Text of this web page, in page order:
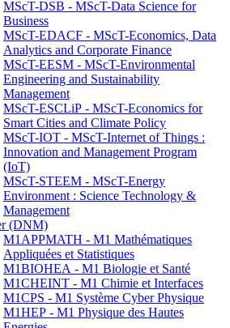
MScT-DSB - MScT-Data Science for
Business
MScT-EDACF - MScT-Economics, Data
Analytics and Corporate Finance
MScT-EESM - MScT-Environmental
Engineering and Sustainability
Management
MScT-ESCLiP - MScT-Economics for
Smart Cities and Climate Policy
MScT-IOT - MScT-Internet of Things :
Innovation and Management Program
(IoT)
MScT-STEEM - MScT-Energy
Environment : Science Technology &
Management
(DNM)
M1APPMATH - M1 Mathématiques
Appliquées et Statistiques
M1BIOHEA - M1 Biologie et Santé
M1CHEINT - M1 Chimie et Interfaces
M1CPS - M1 Système Cyber Physique
M1HEP - M1 Physique des Hautes